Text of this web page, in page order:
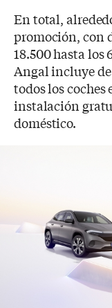
En total,
promoción, con
18.500 hasta los
Angal incluye de
todos los coches
instalación
doméstico.